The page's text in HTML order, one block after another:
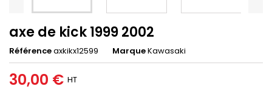
axe de kick 1999 2002
Référenceaxkikx12599 MarqueKawasaki
30,00 € HT